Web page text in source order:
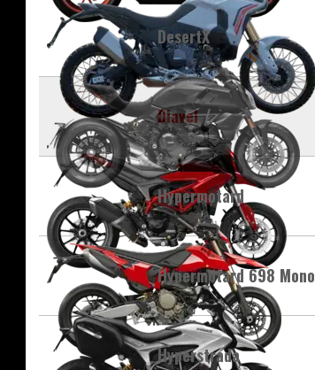
DesertX
Diavel
Hypermotard
Hypermotard 698 Mono
Hyperstrada